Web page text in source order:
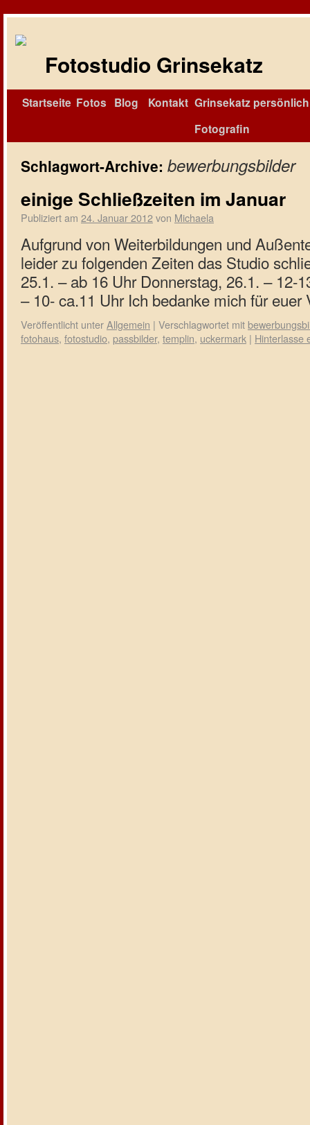
Fotostudio Grinsekatz
Startseite Fotos Blog Kontakt Grinsekatz
Fotografin
Schlagwort-Archive: bewerbungsbilder
einige Schließzeiten im Januar
Publiziert am 24. Januar 2012von Michaela
Aufgrund von Weiterbildungen und
leider zu folgenden Zeiten das Studio
25.1. – ab 16 Uhr Donnerstag, 26.1. – 12-
– 10- ca.11 Uhr Ich bedanke mich für euer
Veröffentlicht unterAllgemein | Verschlagwortet mit
fotohaus, fotostudio, passbilder, templin, uckermark | Hinterlasse